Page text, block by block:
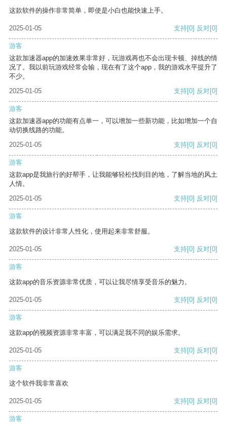
这款软件的操作非常简单，即使是小白也能快速上手。
2025-01-05 支持[0] 反对[0]
游客
这款加速器app的加速效果非常好，玩游戏再也不会出现卡顿、掉线的情
况了。我以前玩游戏经常会输，现在有了这个app，我的游戏水平提升了
不少。
2025-01-05
支持[0] 反对[0]
游客
这款加速器app的功能有点单一，可以增加一些新功能，比如增加一个自
动切换线路的功能。
2025-01-05
支持[0] 反对[0]
游客
这款app是我旅行的好帮手，让我能够轻松找到目的地，了解当地的风土
人情。
2025-01-05
支持[0] 反对[0]
游客
这款软件的设计非常人性化，使用起来非常舒服。
2025-01-05 支持[0] 反对[0]
游客
这款app的音乐资源非常优质，可以让我尽情享受音乐的魅力。
2025-01-05 支持[0] 反对[0]
游客
这款app的视频资源非常丰富，可以满足我不同的娱乐需求。
2025-01-05 支持[0] 反对[0]
游客
这个软件我非常喜欢
2025-01-05 支持[0] 反对[0]
游客